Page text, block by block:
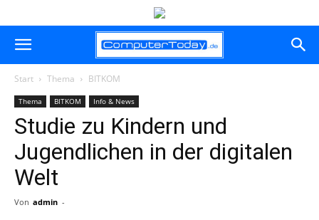
Start Thema BITKOM
Thema BITKOM Info & News
Studie zu Kindern und
Jugendlichen in der digitalen
Welt
Von admin -